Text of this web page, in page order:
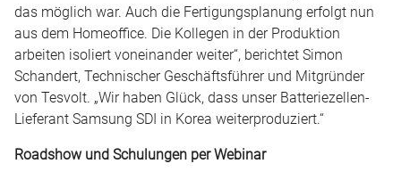
das möglich war. Auch die Fertigungsplanung erfolgt nun
aus dem Homeoffice. Die Kollegen in der Produktion
arbeiten isoliert voneinander weiter“, berichtet Simon
Schandert, Technischer Geschäftsführer und Mitgründer
von Tesvolt. „Wir haben Glück, dass unser Batteriezellen-
Lieferant Samsung SDI in Korea weiterproduziert.“
Roadshow und Schulungen per Webinar